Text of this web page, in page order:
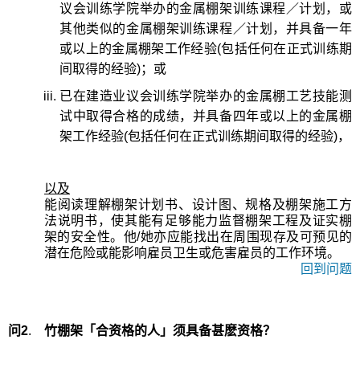
议会训练学院举办的金属棚架训练课程／计划，或
其他类似的金属棚架训练课程／计划，并具备一年
或以上的金属棚架工作经验(包括任何在正式训练期
间取得的经验)；或
已在建造业议会训练学院举办的金属棚工艺技能测
试中取得合格的成绩，并具备四年或以上的金属棚
架工作经验(包括任何在正式训练期间取得的经验)，
以及
能阅读理解棚架计划书、设计图、规格及棚架施工方
法说明书，使其能有足够能力监督棚架工程及证实棚
架的安全性。他/她亦应能找出在周围现存及可预见的
潜在危险或能影响雇员卫生或危害雇员的工作环境。
回到问题
问2. 竹棚架「合资格的人」须具备甚麽资格？